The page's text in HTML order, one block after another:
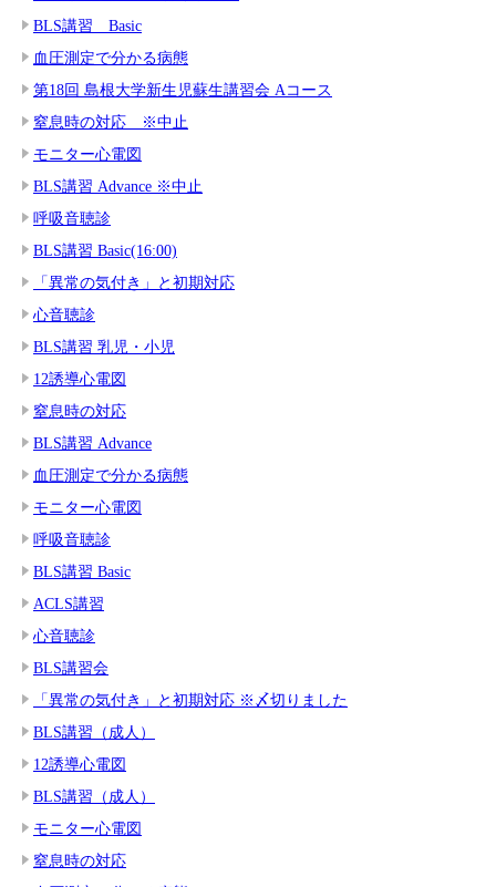
BLS講習 Basic
血圧測定で分かる病態
第18回 島根大学新生児蘇生講習会 Aコース
窒息時の対応 ※中止
モニター心電図
BLS講習 Advance ※中止
呼吸音聴診
BLS講習 Basic(16:00)
「異常の気付き」と初期対応
心音聴診
BLS講習 乳児・小児
12誘導心電図
窒息時の対応
BLS講習 Advance
血圧測定で分かる病態
モニター心電図
呼吸音聴診
BLS講習 Basic
ACLS講習
心音聴診
BLS講習会
「異常の気付き」と初期対応 ※〆切りました
BLS講習（成人）
12誘導心電図
BLS講習（成人）
モニター心電図
窒息時の対応